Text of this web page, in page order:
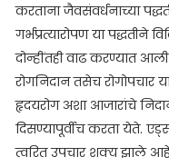
करताना जैवसंवर्धनाच्या
गर्भप्रत्यारोपण या पद्धतीने
दोन्हींतही वाढ करण्यात
रोगनिदान तसेच रोगोपचार
हृदयरोग अशा आजारांचे
दिसण्यापूर्वीच करता येते.
त्वरित उपचार शक्य झाले